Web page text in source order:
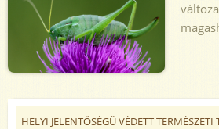
HELYI JELENTŐSÉGŰ VÉDETT TERMÉSZETI